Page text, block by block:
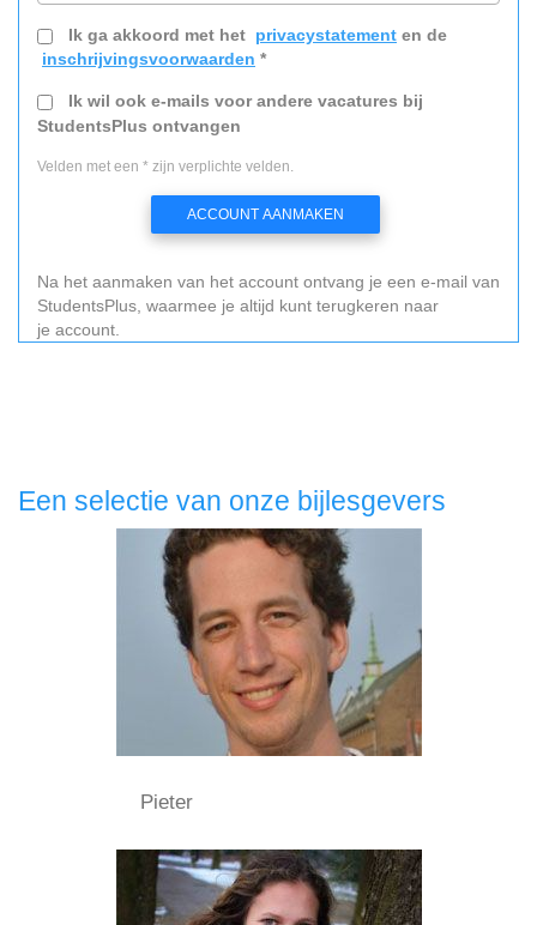
Ik ga akkoord met het privacystatement en de
inschrijvingsvoorwaarden *
Ik wil ook e-mails voor andere vacatures bij
StudentsPlus ontvangen
Velden met een * zijn verplichte velden.
ACCOUNT AANMAKEN
Na het aanmaken van het account ontvang je een e-mail van
StudentsPlus, waarmee je altijd kunt terugkeren naar
je account.
Een selectie van onze bijlesgevers
Pieter